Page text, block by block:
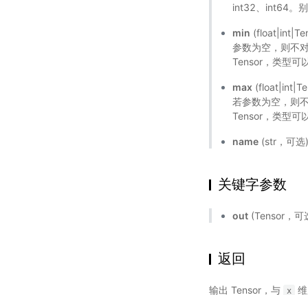
int32、int64。
min
参数为空，则不
Tensor，类型
max
若参数为空，则
Tensor，类型
name (str，可
关键字参数
out (Tensor，可
返回
输出 Tensor，与 x